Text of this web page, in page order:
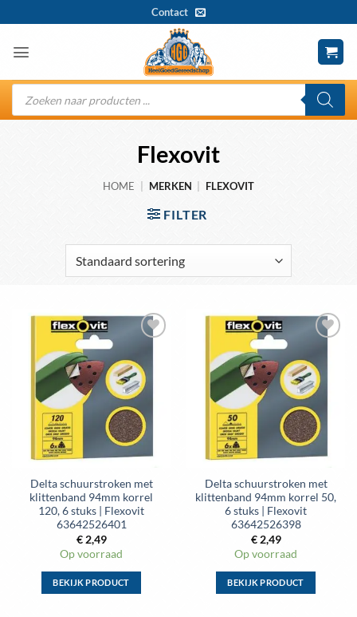
naar
inhoud
Contact
Producten
zoeken
Flexovit
HOME MERKEN FLEXOVIT
FILTER
aan
wenslijst
Delta schuurstroken met
klittenband 94mm korrel
120, 6 stuks | Flexovit
63642526401
€2,49
Op voorraad
BEKIJK PRODUCT
aan
wenslijst
Delta schuurstroken met
klittenband 94mm korrel 50,
6 stuks | Flexovit
63642526398
€2,49
Op voorraad
BEKIJK PRODUCT